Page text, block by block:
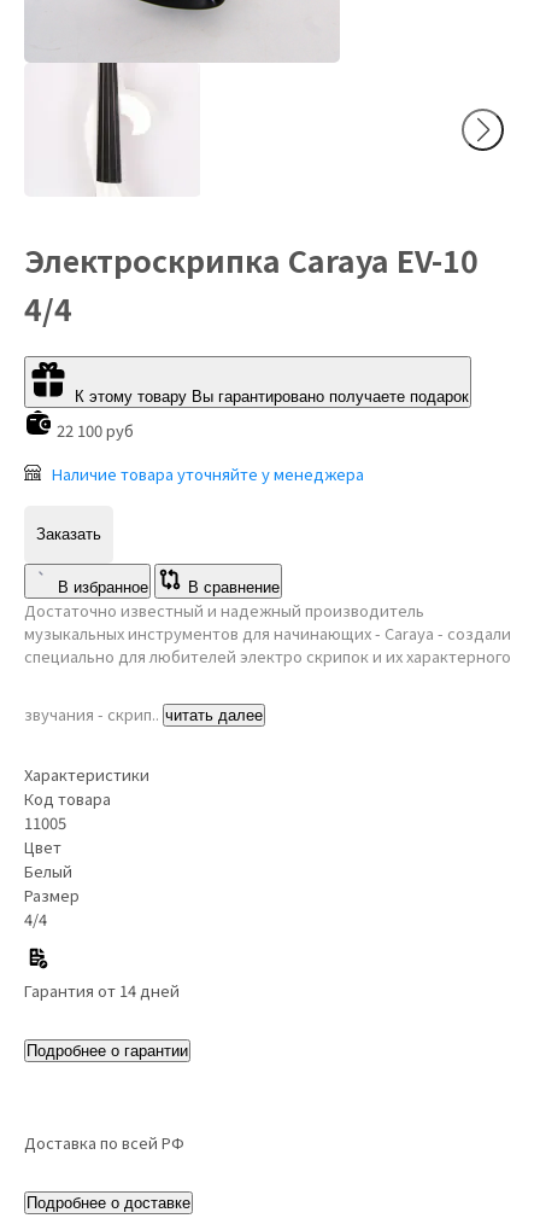
Электроскрипка Caraya EV-10
4/4
К этому товару Вы гарантировано получаете подарок
22 100 руб
Наличие товара уточняйте у менеджера
Заказать
В избранное В сравнение
Достаточно известный и надежный производитель
музыкальных инструментов для начинающих - Caraya - создали
специально для любителей электро скрипок и их характерного
звучания - скрип.. читать далее
Характеристики
Код товара
11005
Цвет
Белый
Размер
4/4
Гарантия от 14 дней
Подробнее о гарантии
Доставка по всей РФ
Подробнее о доставке